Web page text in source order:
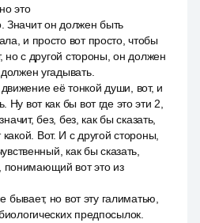
это
Значит он должен быть
и просто вот просто, чтобы
но с другой стороны, он должен
угадывать.
её тонкой души, вот, и
Ну вот как бы вот где это эти 2,
без, без, как бы сказать,
Вот. И с другой стороны,
как бы сказать,
вот это из
бывает, но вот эту галиматью,
предпосылок.